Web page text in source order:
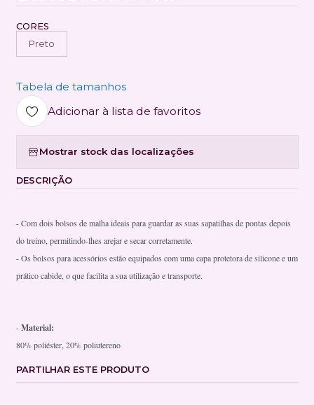
CORES
Preto
Tabela de tamanhos
Adicionar à lista de favoritos
Mostrar stock das localizações
DESCRIÇÃO
- Com dois bolsos de malha ideais para guardar as suas sapatilhas de pontas depois
do treino, permitindo-lhes arejar e secar corretamente.
- Os bolsos para acessórios estão equipados com uma capa protetora de silicone e um
prático cabide, o que facilita a sua utilização e transporte.
-Material:
80% poliéster, 20% poliutereno
PARTILHAR ESTE PRODUTO